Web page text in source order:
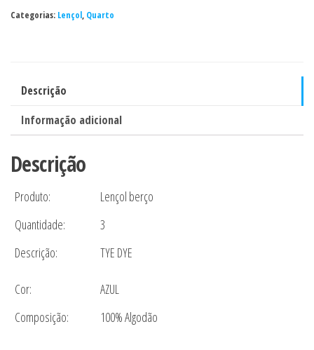
3
AZUL
MINI
BE
HAPPY
quantidade
Categorias: Lençol, Quarto
Descrição
Informação adicional
Descrição
Produto:
Lençol berço
Quantidade:
3
Descrição:
TYE DYE
Cor:
AZUL
Composição:
100% Algodão